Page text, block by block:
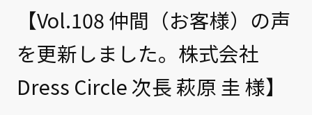
コンサルタント紹介
会社概要
サービス紹介
サービス紹介
【Vol.108 仲間（お客様）の声
を更新しました。株式会社
Dress Circle 次長 萩原 圭 様】